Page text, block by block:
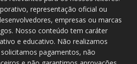
representação oficial ou
empresas ou marcas
Nosso conteúdo tem caráter
e educativo. Não realizamos
pagamentos, não